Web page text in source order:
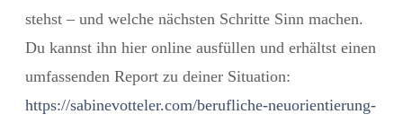
stehst – und welche nächsten Schritte Sinn machen.
Du kannst ihn hier online ausfüllen und erhältst einen
umfassenden Report zu deiner Situation:
https://sabinevotteler.com/berufliche-neuorientierung-